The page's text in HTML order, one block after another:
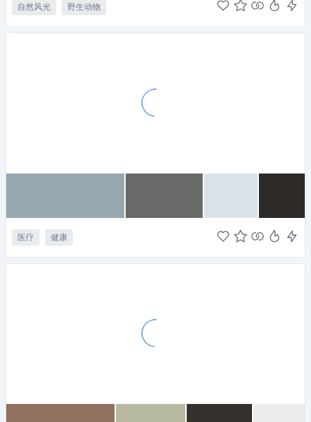
自然风光 野生动物
医疗 健康